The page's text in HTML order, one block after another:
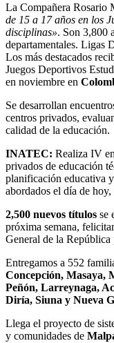
La Compañera Rosario
de 15 a 17 años en los
disciplinas». Son 3,800
departamentales. Ligas
Los más destacados
Juegos Deportivos
en noviembre en
Se desarrollan
centros privados,
calidad de la educación.
INATEC: Realiza IV
privados de educación
planificación educativa
abordados el día de
2,500 nuevos títulos se
próxima semana,
General de la República
Entregamos a 552
Concepción, Masaya,
Peñón, Larreynaga,
Diría, Siuna y Nueva
Llega el proyecto de
y comunidades de